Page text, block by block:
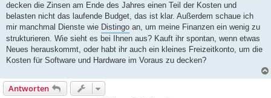
decken die Zinsen am Ende des Jahres einen Teil der Kosten und
belasten nicht das laufende Budget, das ist klar. Außerdem schaue ich
mir manchmal Dienste wie Distingo an, um meine Finanzen ein wenig zu
strukturieren. Wie sieht es bei Ihnen aus? Kauft ihr spontan, wenn etwas
Neues herauskommt, oder habt ihr auch ein kleines Freizeitkonto, um die
Kosten für Software und Hardware im Voraus zu decken?
Antworten